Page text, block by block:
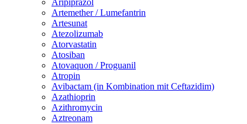
Aripiprazol
Artemether / Lumefantrin
Artesunat
Atezolizumab
Atorvastatin
Atosiban
Atovaquon / Proguanil
Atropin
Avibactam (in Kombination mit Ceftazidim)
Azathioprin
Azithromycin
Aztreonam